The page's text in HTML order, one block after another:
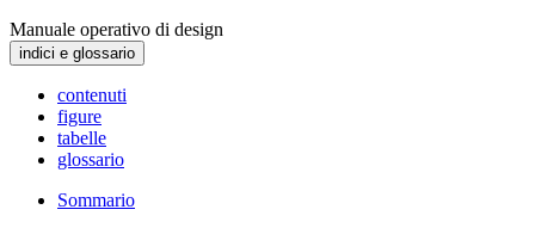
Manuale operativo di design
indici e glossario
contenuti
figure
tabelle
glossario
Sommario